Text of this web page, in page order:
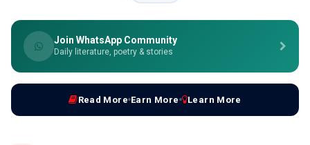
Join WhatsApp Community
Daily literature, poetry & stories
Read More Earn More Learn More